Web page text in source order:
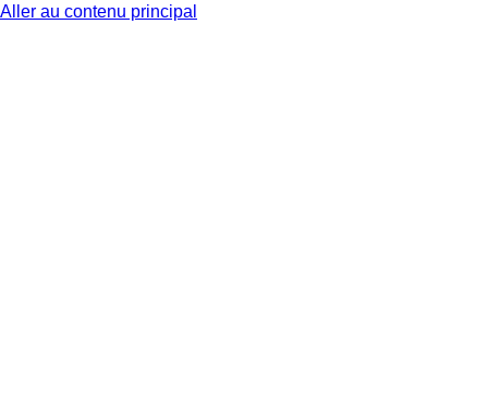
Aller au contenu principal